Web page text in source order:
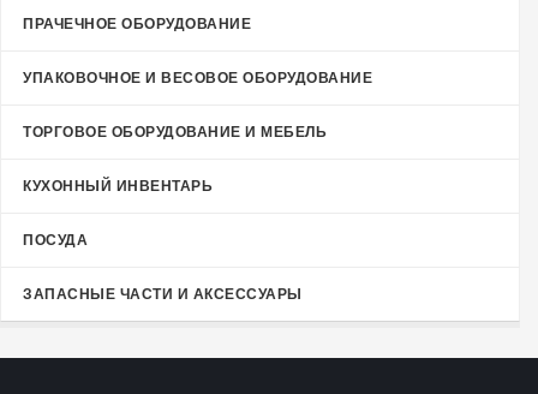
ПРАЧЕЧНОЕ ОБОРУДОВАНИЕ
УПАКОВОЧНОЕ И ВЕСОВОЕ ОБОРУДОВАНИЕ
ТОРГОВОЕ ОБОРУДОВАНИЕ И МЕБЕЛЬ
КУХОННЫЙ ИНВЕНТАРЬ
ПОСУДА
ЗАПАСНЫЕ ЧАСТИ И АКСЕССУАРЫ